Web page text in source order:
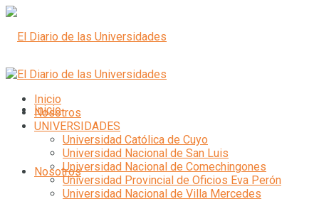
Inicio
Nosotros
Inicio
Nosotros
UNIVERSIDADES
Universidad Católica de Cuyo
Universidad Nacional de San Luis
Universidad Nacional de Comechingones
Universidad Provincial de Oficios Eva Perón
Universidad Nacional de Villa Mercedes